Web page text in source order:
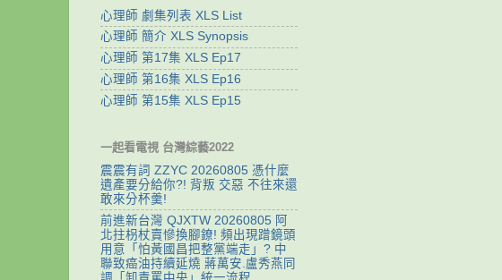
心理師 劇集列表 XLS List
心理師 簡介 XLS Synopsis
心理師 第17集 XLS Ep17
心理師 第16集 XLS Ep16
心理師 第15集 XLS Ep15
一起看電視 台灣綜藝2022
震震有詞 ZZYC 20260805 憑什麼
遺產要分給你?! 背叛 交惡 不往來還
敢來分杯羹!
前進新台灣 QJXTW 20260805 阿
北拄枴杖賣慘換腳鐐! 頻出現蹭鏡頭
用意「怕黃國昌把整黨端走」? 中
聯致癌油持續延燒 蔣萬安.盧秀燕同